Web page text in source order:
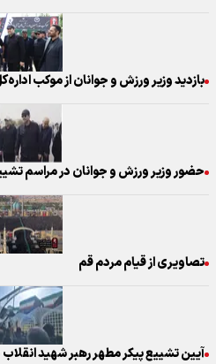
بازدید وزیر ورزش و جوانان از موکب
حضور وزیر ورزش و جوانان در مراسم
تصاویری از قیام مردم قم
آیین تشییع پیکر مطهر رهبر شهید